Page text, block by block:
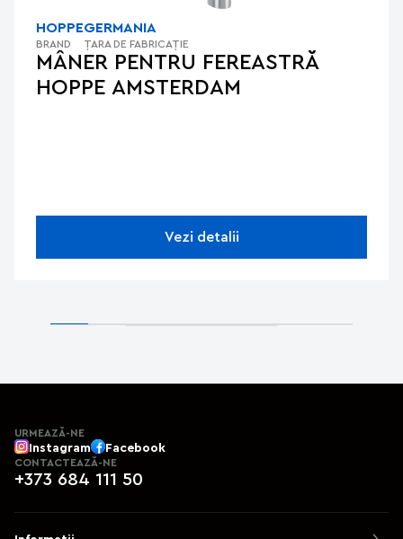
MÂNER PENTRU FEREASTRĂ
HOPPE AMSTERDAM
HOPPE
BRAND
GERMANIA
ȚARA DE FABRICAȚIE
Vezi detalii
URMEAZĂ-NE
Instagram Facebook
CONTACTEAZĂ-NE
+373 684 111 50